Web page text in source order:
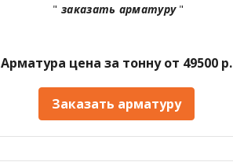
"заказать арматуру"
Арматура цена за тонну от 49500 р.
Заказать арматуру